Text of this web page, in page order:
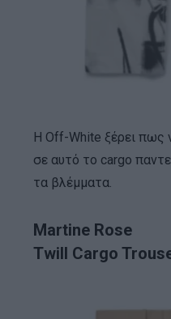
Η Off-White ξέρει πως
σε αυτό το cargo
τα βλέμματα.
Martine Rose
Twill Cargo